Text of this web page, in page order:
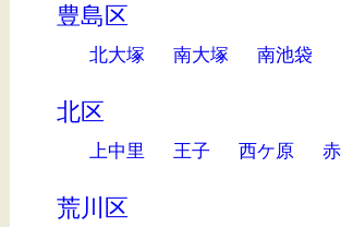
豊島区
北大塚 南大塚 南池袋
北区
上中里 王子 西ケ原
荒川区